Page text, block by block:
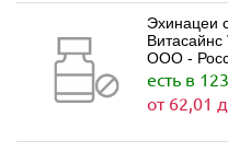
Эхинацеи
ООО -
есть в
от 62,01